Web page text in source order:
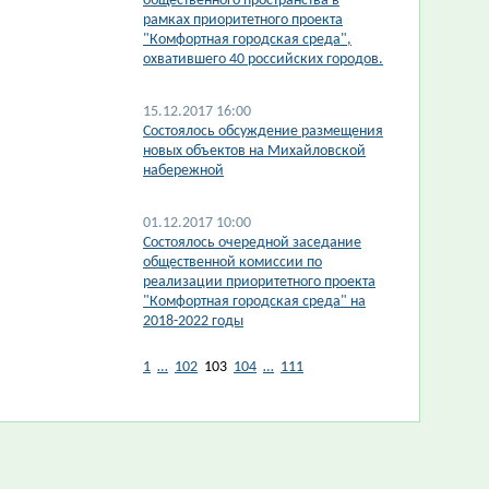
рамках приоритетного проекта
"Комфортная городская среда",
охватившего 40 российских городов.
15.12.2017 16:00
Состоялось обсуждение размещения
новых объектов на Михайловской
набережной
01.12.2017 10:00
Состоялось очередной заседание
общественной комиссии по
реализации приоритетного проекта
"Комфортная городская среда" на
2018-2022 годы
1 … 102 103 104 … 111